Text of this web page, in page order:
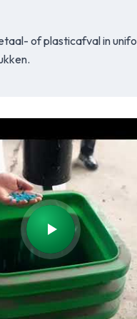
of plasticafval in